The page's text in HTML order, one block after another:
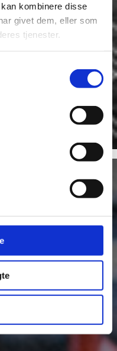
kombinere disse
givet dem, eller som
tjenester.